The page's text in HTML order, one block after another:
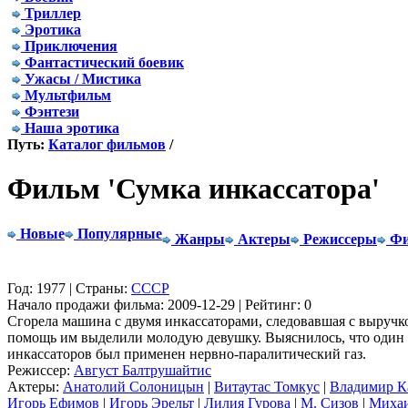
Триллер
Эротика
Приключения
Фантастический боевик
Ужасы / Мистика
Мультфильм
Фэнтези
Наша эротика
Путь: Каталог фильмов /
Фильм 'Сумка инкассатора'
Новые Популярные Жанры Актеры Режиссеры
Год: 1977 | Страны: СССР
Начало продажи фильма: 2009-12-29 | Рейтинг: 0
Сгорела машина с двумя инкассаторами, следовавшая с
помощь им выделили молодую девушку. Выяснилось, что один
инкассаторов был применен нервно-паралитический газ.
Режиссер: Август Балтрушайтис
Актеры: Анатолий Солоницын | Витаутас Томкус | Владимир
Игорь Ефимов | Игорь Эрельт | Лилия Гурова | М. Сизов |